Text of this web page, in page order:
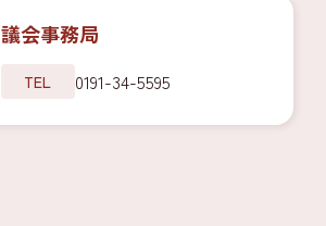
議会事務局
TEL 0191-34-5595